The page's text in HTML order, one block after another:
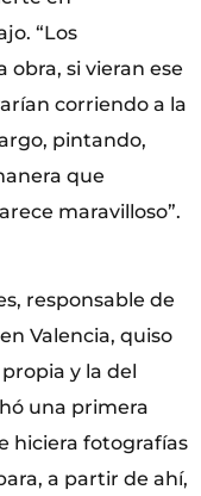
“Los
si vieran ese
corriendo a la
pintando,
que
maravilloso”.
responsable de
Valencia, quiso
y la del
una primera
hiciera fotografías
a partir de ahí,